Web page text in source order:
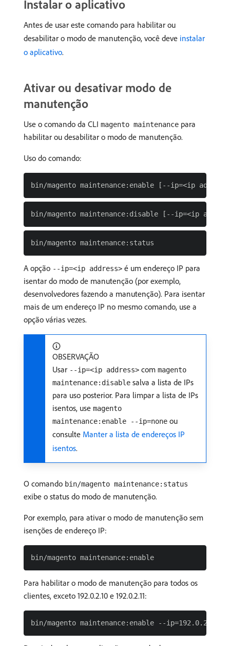
Instalar o aplicativo
Antes de usar este comando para habilitar ou
desabilitar o modo de manutenção, você deve instalar
o aplicativo.
Ativar ou desativar modo de
manutenção
Use o comando da CLI magento maintenance para
habilitar ou desabilitar o modo de manutenção.
Uso do comando:
A opção --ip=<ip address> é um endereço IP para
isentar do modo de manutenção (por exemplo,
desenvolvedores fazendo a manutenção). Para isentar
mais de um endereço IP no mesmo comando, use a
opção várias vezes.
OBSERVAÇÃO
Usar --ip=<ip address> com magento
maintenance:disable salva a lista de IPs
para uso posterior. Para limpar a lista de IPs
isentos, use magento
maintenance:enable --ip=none ou
consulte Manter a lista de endereços IP
isentos.
O comando bin/magento maintenance:status
exibe o status do modo de manutenção.
Por exemplo, para ativar o modo de manutenção sem
isenções de endereço IP:
Para habilitar o modo de manutenção para todos os
clientes, exceto 192.0.2.10 e 192.0.2.11: